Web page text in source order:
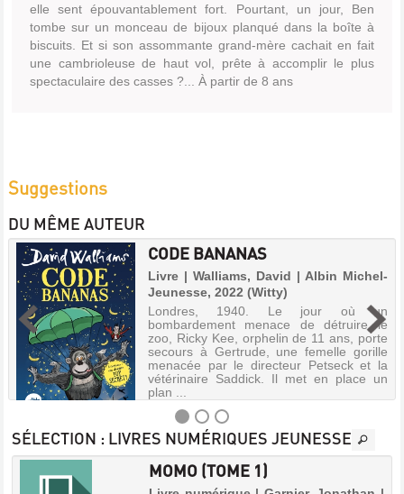
elle sent épouvantablement fort. Pourtant, un jour, Ben
tombe sur un monceau de bijoux planqué dans la boîte à
biscuits. Et si son assommante grand-mère cachait en fait
une cambrioleuse de haut vol, prête à accomplir le plus
spectaculaire des casses ?... À partir de 8 ans
Suggestions
DU MÊME AUTEUR
CODE BANANAS
Livre | Walliams, David | Albin Michel-
Jeunesse, 2022 (Witty)
Londres, 1940. Le jour où un
bombardement menace de détruire le
zoo, Ricky Kee, orphelin de 11 ans, porte
secours à Gertrude, une femelle gorille
menacée par le directeur Petseck et la
vétérinaire Saddick. Il met en place un
plan ...
CODE
SÉLECTION : LIVRES NUMÉRIQUES JEUNESSE
MOMO (TOME 1)